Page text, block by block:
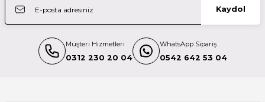
Kaydol
Müşteri Hizmetleri
0312 230 20 04
WhatsApp Sipariş
0542 642 53 04